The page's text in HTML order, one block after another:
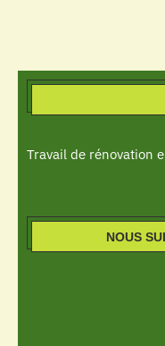
Travail de rénovation
NOUS